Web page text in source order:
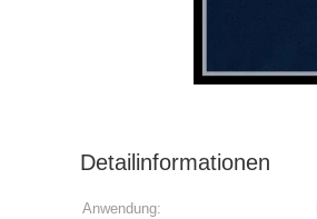
Detailinformationen
Anwendung: